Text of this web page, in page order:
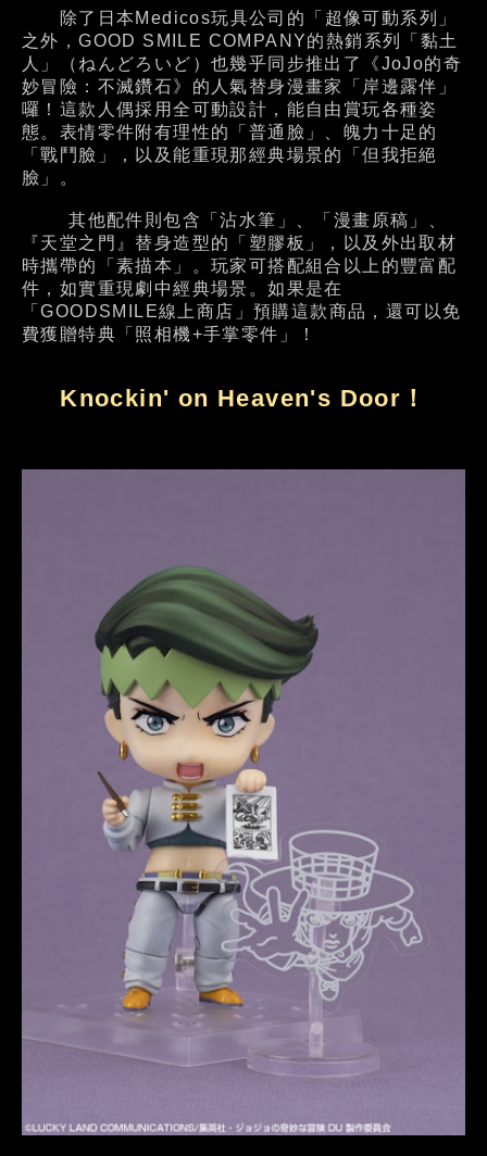
除了日本Medicos玩具公司的「超像可動系列」
之外，GOOD SMILE COMPANY的熱銷系列「黏土
人」（ねんどろいど）也幾乎同步推出了《JoJo的奇
妙冒險：不滅鑽石》的人氣替身漫畫家「岸邊露伴」
囉！這款人偶採用全可動設計，能自由賞玩各種姿
態。表情零件附有理性的「普通臉」、魄力十足的
「戰鬥臉」，以及能重現那經典場景的「但我拒絕
臉」。
其他配件則包含「沾水筆」、「漫畫原稿」、
『天堂之門』替身造型的「塑膠板」，以及外出取材
時攜帶的「素描本」。玩家可搭配組合以上的豐富配
件，如實重現劇中經典場景。如果是在
「GOODSMILE線上商店」預購這款商品，還可以免
費獲贈特典「照相機+手掌零件」！
Knockin' on Heaven's Door！